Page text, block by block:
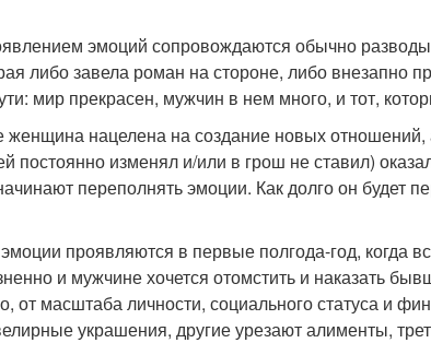
эмоций сопровождаются обычно
либо завела роман на стороне, либо внезапно
мир прекрасен, мужчин в нем много, и тот,
женщина нацелена на создание новых
постоянно изменял и/или в грош не ставил)
переполнять эмоции. Как долго он будет
проявляются в первые полгода-год, когда
и мужчине хочется отомстить и наказать
от масштаба личности, социального статуса и
украшения, другие урезают алименты,